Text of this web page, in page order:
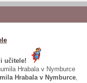
učitele!
Hrabala v Nymburce
Hrabala v Nymburce